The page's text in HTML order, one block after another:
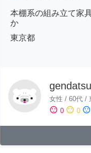
本棚系の組み立て家
か
東京都
gendatsu
女性 / 60代 /
sentiment_satisfied 0 sentiment_neutral 0 sentiment_dissatisfied